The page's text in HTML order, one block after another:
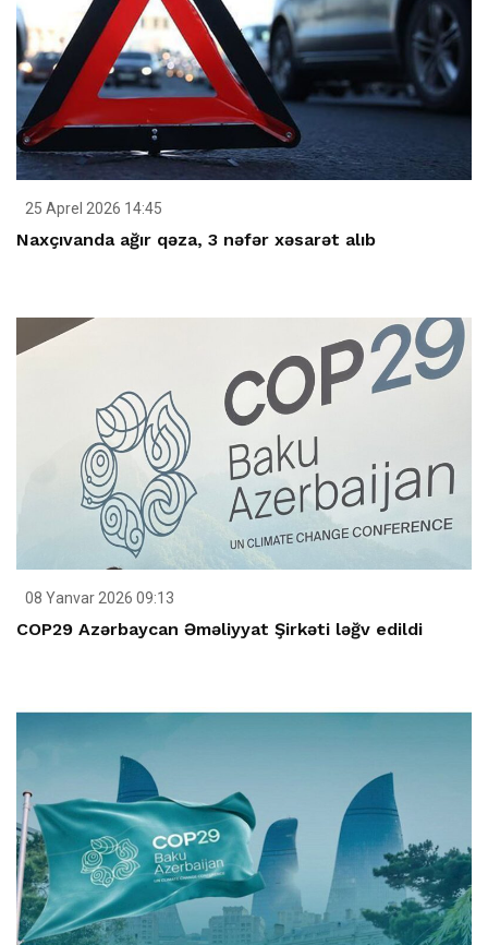
25 Aprel 2026 14:45
Naxçıvanda ağır qəza, 3 nəfər xəsarət alıb
08 Yanvar 2026 09:13
COP29 Azərbaycan Əməliyyat Şirkəti ləğv edildi